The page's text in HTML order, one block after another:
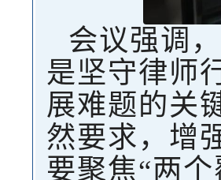
会议强调
是坚守律师
展难题的关
然要求，增
要聚焦“两